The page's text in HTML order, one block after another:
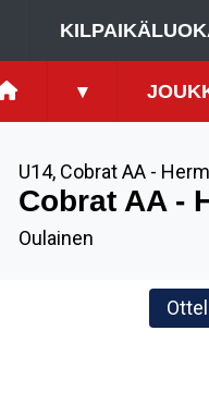
▾
U14, Cobrat AA -
Cobrat AA -
Oulainen